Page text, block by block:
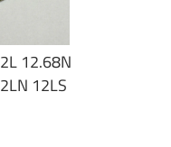
12.68N
12LS